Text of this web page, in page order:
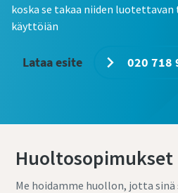
koska se takaa niiden
käyttöiän
Lataa esite 020 718
Huoltosopimukset
Me hoidamme huollon, jotta